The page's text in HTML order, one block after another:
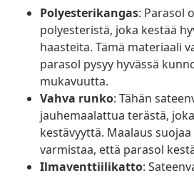
Polyesterikangas: Parasol
polyesteristä, joka kestää
haasteita. Tämä materiaali
parasol pysyy hyvässä
mukavuutta.
Vahva runko: Tähän
jauhemaalattua terästä,
kestävyyttä. Maalaus
varmistaa, että parasol
Ilmaventtiilikatto: